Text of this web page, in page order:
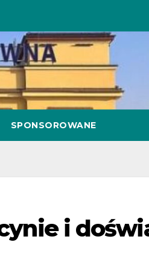
SPONSOROWANE
i